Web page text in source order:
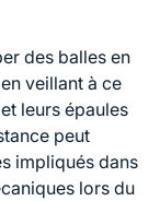
des balles en
veillant à ce
leurs épaules
peut
impliqués dans
lors du